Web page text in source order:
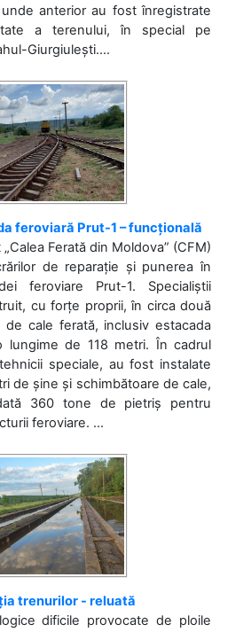
anterior au fost înregistrate
a terenului, în special pe
Giurgiulești....
feroviară Prut-1 – funcțională
Ferată din Moldova” (CFM)
de reparație și punerea în
feroviare Prut-1. Specialiștii
cu forțe proprii, în circa două
de cale ferată, inclusiv estacada
lungime de 118 metri. În cadrul
speciale, au fost instalate
de șine și schimbătoare de cale,
360 tone de pietriș pentru
feroviare. ...
trenurilor - reluată
dificile provocate de ploile